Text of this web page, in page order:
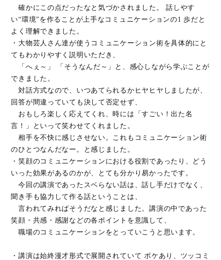
確かにこの点だったなと気づかされました。 話しやす
い“環境”を作ることが上手なコミュニケーションの1 歩だと
よく理解できました。
・大物芸人さん達が使うコミュニケーション術を具体的にと
てもわかりやすく説明いただき、
「へぇ～」 「そうなんだ～」と、感心しながら学ぶことが
できました。
対話方式なので、いつあてられるかヒヤヒヤしましたが、
回答が間違っていても決して否定せず、
おもしろ楽しく応えてくれ、時には「すごい！出た名
言！」といって笑わせてくれました。
相手を不快に感じさせない。これもコミュニケーション術
のひとつなんだなー。と感じました。
・笑顔のコミュニケーションにおける役割であったり、どう
いった効果があるのかが、とても分かり易かったです。
今回の講演であったスベらない話は、話し手だけでなく、
聞き手も協力して作る話ということは、
言われてみればそうだなと感じました。講演の中であった
笑顔・共感・感謝などの各ポイントを意識して、
職場のコミュニケーションをとっていこうと思います。
・講演は始終漫才形式で展開されていて ボケあり、ツッコミ